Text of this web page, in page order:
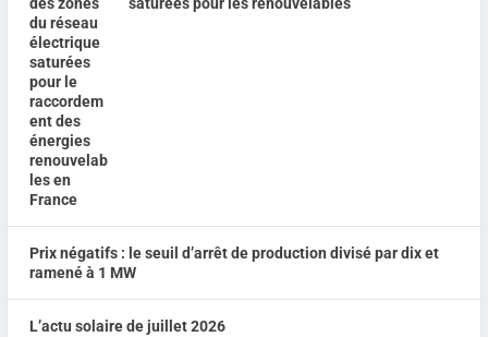
saturées pour les renouvelables
Prix négatifs : le seuil d’arrêt de production divisé par dix et
ramené à 1 MW
L’actu solaire de juillet 2026